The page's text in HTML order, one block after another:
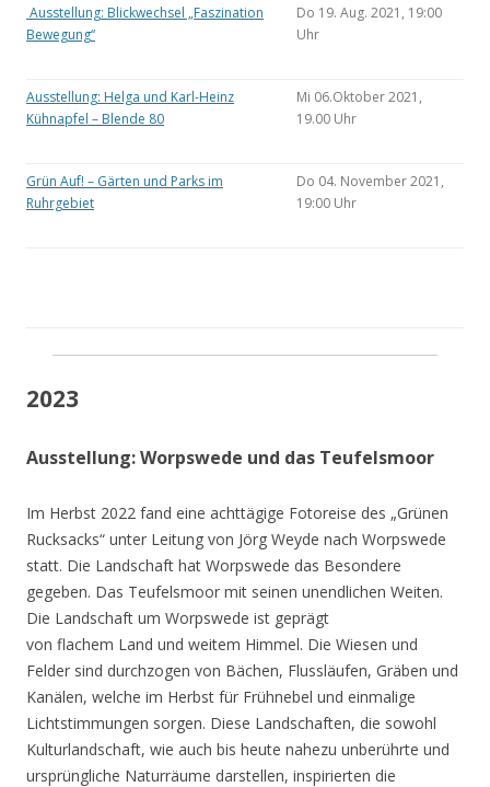
Ausstellung: Blickwechsel „Faszination
Bewegung“
Do 19. Aug. 2021, 19:00
Uhr
Ausstellung: Helga und Karl-Heinz
Kühnapfel – Blende 80
Mi 06.Oktober 2021,
19.00 Uhr
Grün Auf! – Gärten und Parks im
Ruhrgebiet
Do 04. November 2021,
19:00 Uhr
2023
Ausstellung: Worpswede und das Teufelsmoor
Im Herbst 2022 fand eine achttägige Fotoreise des „Grünen
Rucksacks“ unter Leitung von Jörg Weyde nach Worpswede
statt. Die Landschaft hat Worpswede das Besondere
gegeben. Das Teufelsmoor mit seinen unendlichen Weiten.
Die Landschaft um Worpswede ist geprägt
von flachem Land und weitem Himmel. Die Wiesen und
Felder sind durchzogen von Bächen, Flussläufen, Gräben und
Kanälen, welche im Herbst für Frühnebel und einmalige
Lichtstimmungen sorgen. Diese Landschaften, die sowohl
Kulturlandschaft, wie auch bis heute nahezu unberührte und
ursprüngliche Naturräume darstellen, inspirierten die